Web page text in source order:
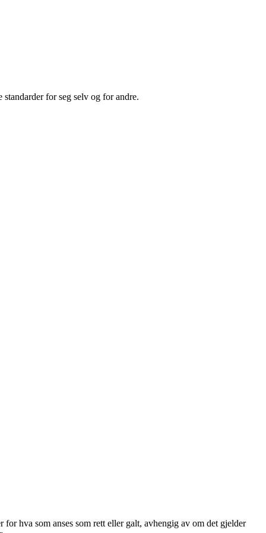
for seg selv og for andre.
hva som anses som rett eller galt, avhengig av om det gjelder